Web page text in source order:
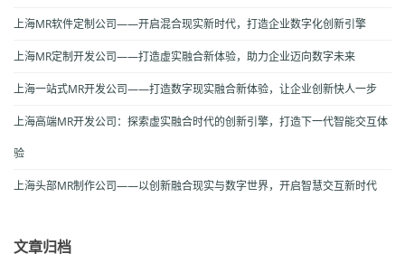
上海MR软件定制公司——开启混合现实新时代，打造企业数字化创新引擎
上海MR定制开发公司——打造虚实融合新体验，助力企业迈向数字未来
上海一站式MR开发公司——打造数字现实融合新体验，让企业创新快人一步
上海高端MR开发公司：探索虚实融合时代的创新引擎，打造下一代智能交互体
验
上海头部MR制作公司——以创新融合现实与数字世界，开启智慧交互新时代
文章归档